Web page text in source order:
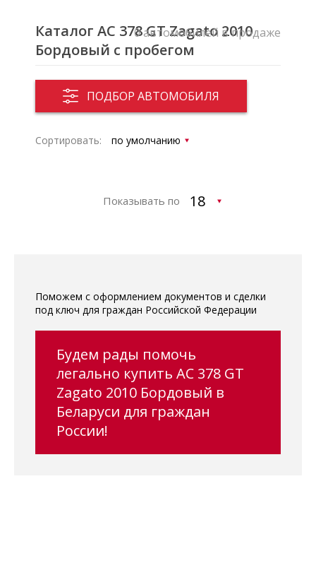
Каталог AC 378 GT Zagato 2010
Бордовый с пробегом
ПОДБОР АВТОМОБИЛЯ
0 автомобилей в продаже
Сортировать:
Показывать по
Поможем с оформлением документов и сделки
под ключ для граждан Российской Федерации
Будем рады помочь
легально купить AC 378 GT
Zagato 2010 Бордовый в
Беларуси для граждан
России!